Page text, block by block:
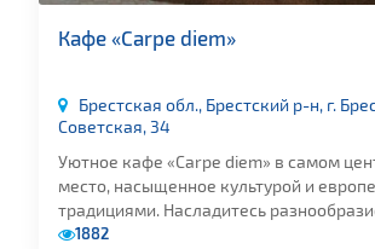
Кафе «Carpe diem»
Брестская обл., Брестский р-н, г.
Советская, 34
Уютное кафе «Carpe diem» в самом
место, насыщенное культурой и
традициями. Насладитесь
1882